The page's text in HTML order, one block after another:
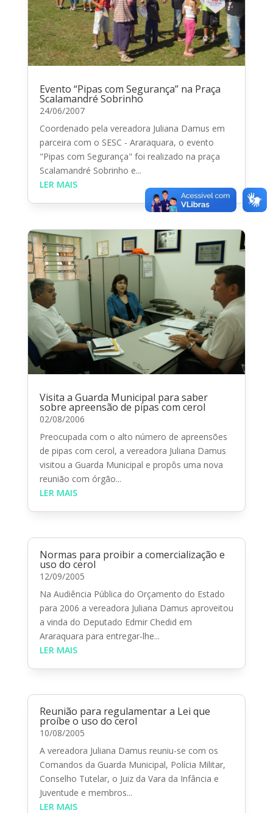
Evento “Pipas com Segurança” na Praça
Scalamandré Sobrinho
24/06/2007
Coordenado pela vereadora Juliana Damus em
parceira com o SESC - Araraquara, o evento
"Pipas com Segurança" foi realizado na praça
Scalamandré Sobrinho e...
LER MAIS
Visita a Guarda Municipal para saber
sobre apreensão de pipas com cerol
02/08/2006
Preocupada com o alto número de apreensões
de pipas com cerol, a vereadora Juliana Damus
visitou a Guarda Municipal e propôs uma nova
reunião com órgão...
LER MAIS
Normas para proibir a comercialização e
uso do cerol
12/09/2005
Na Audiência Pública do Orçamento do Estado
para 2006 a vereadora Juliana Damus aproveitou
a vinda do Deputado Edmir Chedid em
Araraquara para entregar-lhe...
LER MAIS
Reunião para regulamentar a Lei que
proíbe o uso do cerol
10/08/2005
A vereadora Juliana Damus reuniu-se com os
Comandos da Guarda Municipal, Polícia Militar,
Conselho Tutelar, o Juiz da Vara da Infância e
Juventude e membros...
LER MAIS